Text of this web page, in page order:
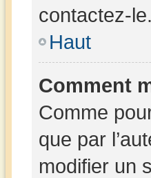
contactez-le.
Haut
Comment
Comme
que par
modifier un